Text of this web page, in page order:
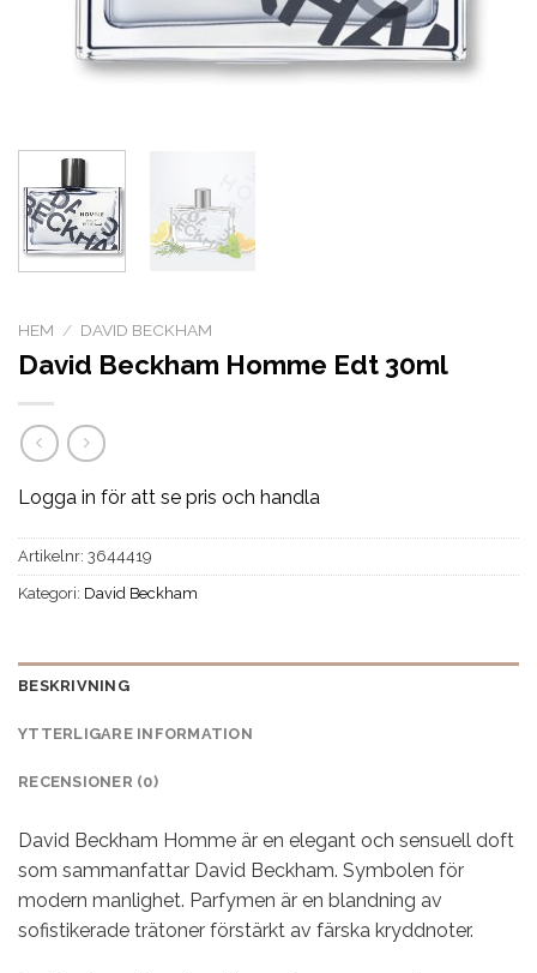
HEM / DAVID BECKHAM
David Beckham Homme Edt 30ml
Logga in för att se pris och handla
Artikelnr: 3644419
Kategori: David Beckham
BESKRIVNING
YTTERLIGARE INFORMATION
RECENSIONER (0)
David Beckham Homme är en elegant och sensuell doft
som sammanfattar David Beckham. Symbolen för
modern manlighet. Parfymen är en blandning av
sofistikerade trätoner förstärkt av färska kryddnoter.